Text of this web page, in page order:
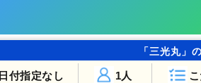
「三光丸」
日付指定なし 1人